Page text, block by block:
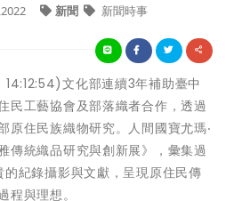
新聞 新聞時事
文化部連續3年補助臺中
民工藝協會及部落織者合作，透過
原住民族織物研究。人間國寶尤瑪‧
傳統織品研究與創新展》，彙集過
紀錄攝影與文獻，呈現原住民傳
程與理想。